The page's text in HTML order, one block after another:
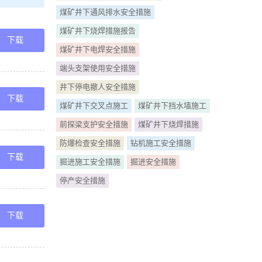
技术措
员必须听
下载
下载
下载
下载
煤矿井下通风排水安全措施
煤矿井下烧焊措施报告
煤矿井下电焊安全措施
端头支架使用安全措施
井下停电撤人安全措施
煤矿井下交叉点施工 煤矿井下挡水墙施工
前探梁支护安全措施 煤矿井下烧焊措施
防爆检查安全措施 钻机施工安全措施
掘进施工安全措施 掘进安全措施
停产安全措施